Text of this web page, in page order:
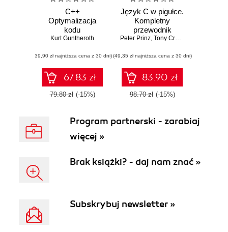
C++
Optymalizacja
kodu
Kurt Guntheroth
(39,90 zł najniższa cena z 30 dni)
67.83 zł
79.80 zł (-15%)
Język C w pigułce.
Kompletny
przewodnik
Peter Prinz, Tony Crawford
(49,35 zł najniższa cena z 30 dni)
83.90 zł
98.70 zł (-15%)
Program partnerski - zarabiaj
więcej »
Brak książki? - daj nam znać »
Subskrybuj newsletter »